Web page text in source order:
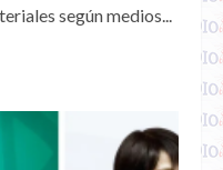
según medios...